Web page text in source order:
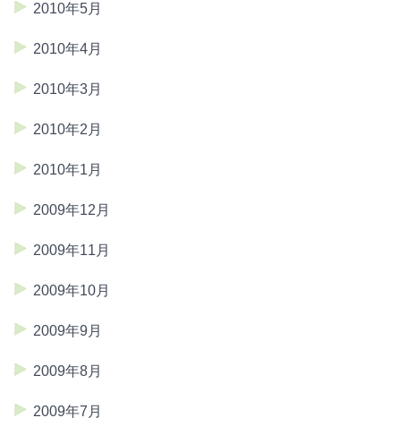
2010年5月
2010年4月
2010年3月
2010年2月
2010年1月
2009年12月
2009年11月
2009年10月
2009年9月
2009年8月
2009年7月